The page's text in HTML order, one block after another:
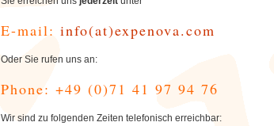
E-mail: info(at)expenova.com
Oder Sie rufen uns an:
Phone: +49 (0)71 41 97 94 76
Wir sind zu folgenden Zeiten telefonisch erreichbar: